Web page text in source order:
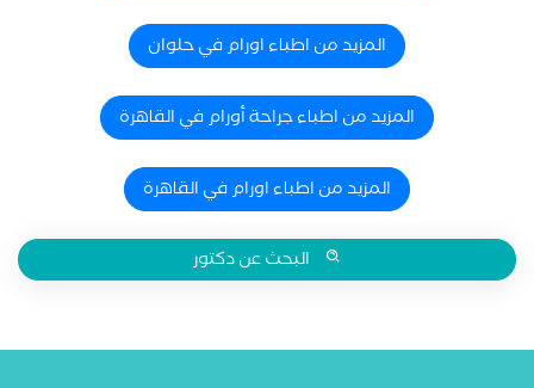
المزيد من اطباء اورام في حلوان
المزيد من اطباء جراحة أورام في القاهرة
المزيد من اطباء اورام في القاهرة
البحث عن دكتور